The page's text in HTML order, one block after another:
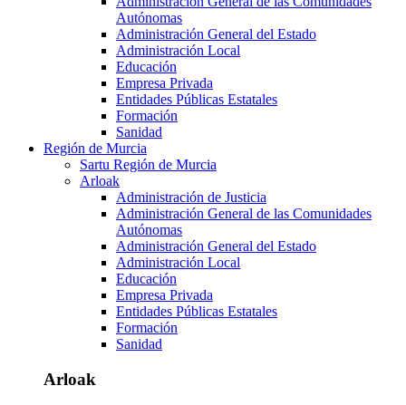
Autónomas
Administración General del Estado
Administración Local
Educación
Empresa Privada
Entidades Públicas Estatales
Formación
Sanidad
Región de Murcia
Sartu Región de Murcia
Arloak
Administración de Justicia
Administración General de las Comunidades
Autónomas
Administración General del Estado
Administración Local
Educación
Empresa Privada
Entidades Públicas Estatales
Formación
Sanidad
Arloak